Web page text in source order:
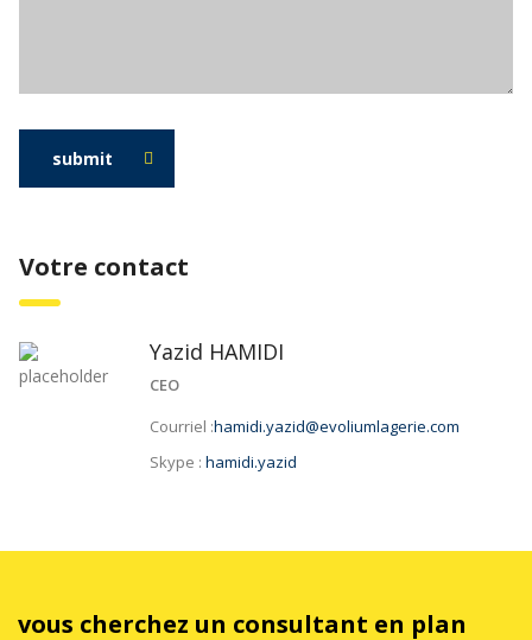
submit
Votre contact
Yazid HAMIDI
CEO
Courriel :hamidi.yazid@evoliumlagerie.com
Skype : hamidi.yazid
vous cherchez un consultant en plan